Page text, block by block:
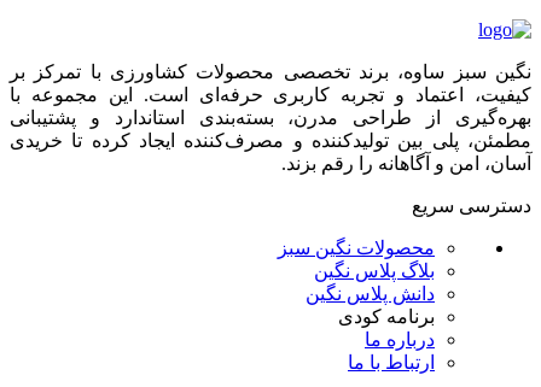
نگین سبز ساوه، برند تخصصی محصولات کشاورزی با تمرکز بر
کیفیت، اعتماد و تجربه کاربری حرفه‌ای است. این مجموعه با
بهره‌گیری از طراحی مدرن، بسته‌بندی استاندارد و پشتیبانی
مطمئن، پلی بین تولیدکننده و مصرف‌کننده ایجاد کرده تا خریدی
آسان، امن و آگاهانه را رقم بزند.
دسترسی سریع
محصولات نگین سبز
بلاگ پلاس نگین
دانش پلاس نگین
برنامه کودی
درباره ما
ارتباط با ما